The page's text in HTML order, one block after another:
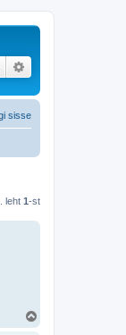
Otsi
sisse
. leht 1-st